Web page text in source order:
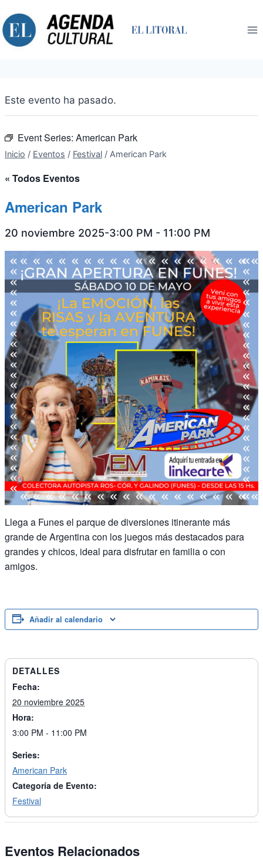
al
contenido
Este evento ha pasado.
Event Series: American Park
Inicio / Eventos / Festival / American Park
« Todos Eventos
American Park
20 noviembre 2025-3:00 PM - 11:00 PM
Llega a Funes el parque de diversiones itinerante más
grande de Argentina con los juegos más destacados para
grandes y chicos, ideal para disfrutar en familia o con
amigos.
Añadir al calendario
DETALLES
Fecha:
20 noviembre 2025
Hora:
3:00 PM - 11:00 PM
Series:
American Park
Categoría de Evento:
Festival
Eventos Relacionados